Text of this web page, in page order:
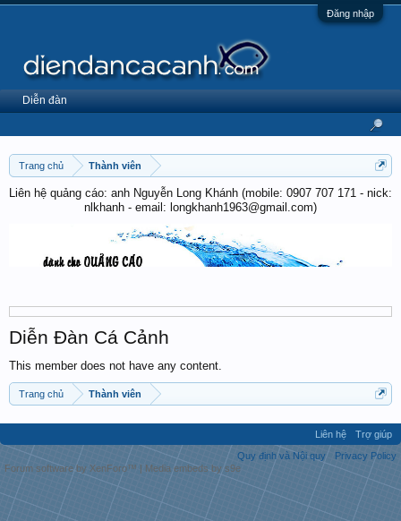
Đăng nhập
Trang chủ Thành viên
Liên hệ quảng cáo: anh Nguyễn Long Khánh (mobile: 0907 707 171 - nick:
nlkhanh - email: longkhanh1963@gmail.com)
Diễn Đàn Cá Cảnh
This member does not have any content.
Trang chủ Thành viên
Diễn đàn
Liên hệ
Trợ giúp
Quy định và Nội quy
Privacy Policy
Forum software by XenForo™ | Media embeds by s9e